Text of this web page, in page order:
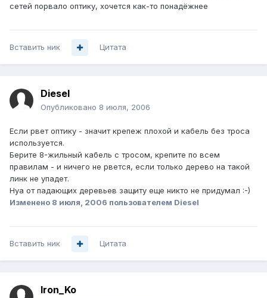
сетей порвало оптику, хочется как-то понадёжнее
Вставить ник Цитата
Diesel
Опубликовано 8 июля, 2006
Если рвет оптику - значит крепеж плохой и кабель без троса
используется.
Берите 8-жильный кабель с тросом, крепите по всем
правилам - и ничего не рвется, если только дерево на такой
линк не упадет.
Нуа от падающих деревьев защиту еще никто не придумал :-)
Изменено 8 июля, 2006 пользователем Diesel
Вставить ник Цитата
Iron_Ko